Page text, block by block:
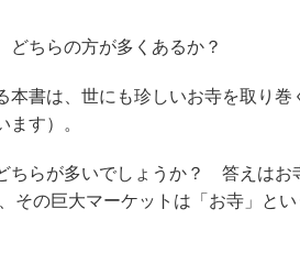
ちらの方が多くあるか？
書は、世にも珍しいお寺を取り
す）。
らが多いでしょうか？ 答えはお
その巨大マーケットは「お寺」と